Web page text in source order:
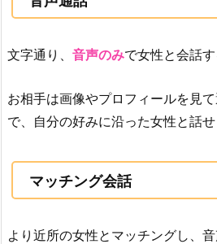
文字通り、 音声のみで女性と会話す
お相手は画像やプロフィールを見
で、自分の好みに沿った女性と話せ
マッチング会話
より近所の女性とマッチングし、